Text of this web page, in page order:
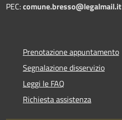
PEC:comune.bresso@legalmail.it
Prenotazione appuntamento
Segnalazione disservizio
Leggi le FAQ
Richiesta assistenza